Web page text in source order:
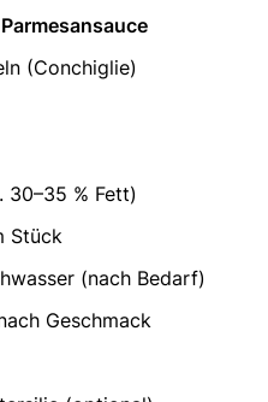
(Conchiglie)
30–35 % Fett)
Stück
(nach Bedarf)
Geschmack